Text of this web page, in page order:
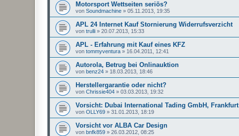
Motorsport Wettseiten seriös?
von Soundmachine » 05.11.2013, 19:35
APL 24 Internet Kauf Stornierung Widerrufsverzicht
von trulli » 20.07.2013, 15:33
APL - Erfahrung mit Kauf eines KFZ
von tommyventura » 16.04.2011, 12:41
Autorola, Betrug bei Onlinauktion
von benz24 » 18.03.2013, 18:46
Herstellergarantie oder nicht?
von Chrissie404 » 03.03.2013, 19:32
Vorsicht: Dubai International Tading GmbH, Frankfurt
von OLLY69 » 31.01.2013, 18:19
Vorsicht vor ALBA Car Design
von bnfk859 » 26.03.2012, 08:25